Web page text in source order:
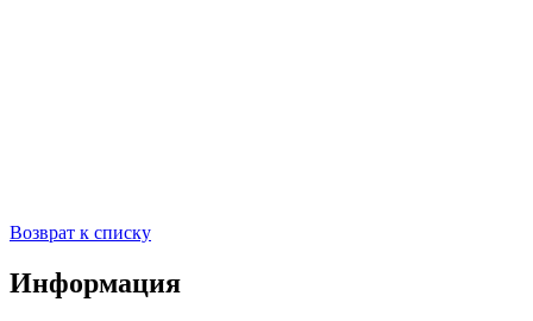
Возврат к списку
Информация